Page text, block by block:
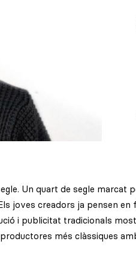
Un quart de segle marcat
joves creadors ja pensen
i publicitat tradicionals
més clàssiques